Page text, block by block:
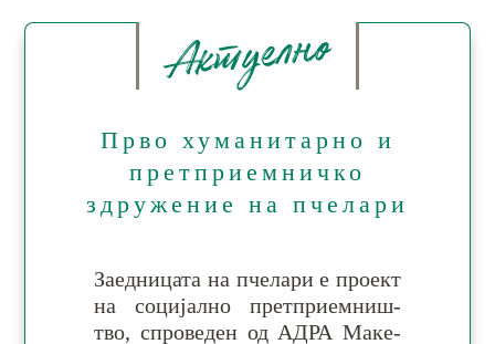
Актуелно
Прво хуманитарно и
претприемничко
здружение на пчелари
Заедницата на пче­ла­ри е про­ект
на со­ци­јал­но прет­при­емниш­
тво, спро­ве­ден од АДРА Ма­ке­